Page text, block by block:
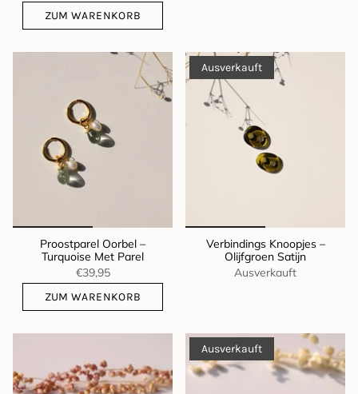
ZUM WARENKORB
Proostparel Oorbel –
Turquoise Met Parel
€39,95
ZUM WARENKORB
Ausverkauft
Verbindings Knoopjes –
Olijfgroen Satijn
Ausverkauft
Ausverkauft